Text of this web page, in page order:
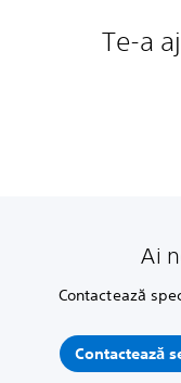
Te-a
Ai
Contactează
Contactează